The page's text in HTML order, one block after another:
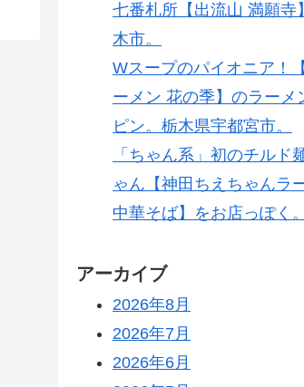
七番札所【出流山 満願寺
木市。
Wスープのパイオニア！
ーメン 花の季】のラーメ
ピン。栃木県宇都宮市。
「ちゃん系」初のチルド
ゃん【神田ちえちゃんラ
中華そば】をお店っぽく。
アーカイブ
2026年8月
2026年7月
2026年6月